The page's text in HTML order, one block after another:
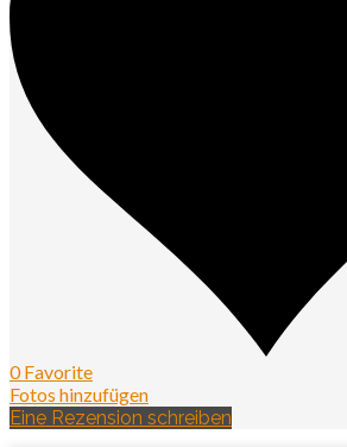
0 Favorite
Fotos hinzufügen
Eine Rezension schreiben